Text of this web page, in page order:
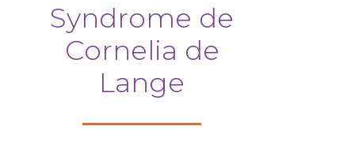
Syndrome de
Cornelia de
Lange